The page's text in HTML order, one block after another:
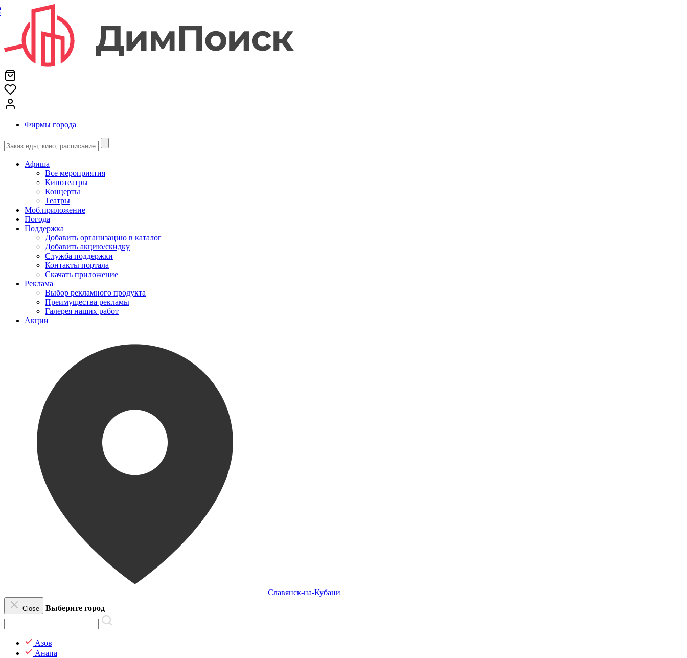
Фирмы города
Афиша
Все мероприятия
Кинотеатры
Концерты
Театры
Моб.приложение
Погода
Поддержка
Добавить организацию в каталог
Добавить акцию/скидку
Служба поддержки
Контакты портала
Скачать приложение
Реклама
Выбор рекламного продукта
Преимущества рекламы
Галерея наших работ
Акции
Славянск-на-Кубани
Close Выберите город
Азов
Анапа